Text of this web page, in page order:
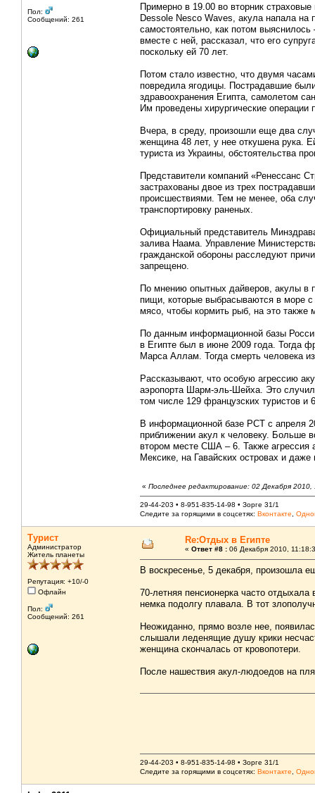
Пол:
Сообщений: 261
Примерно в 19.00 во вторник
Dessole Nesco Waves, акула напала
самостоятельно, как потом
вместе с ней, рассказал, что его
поскольку ей 70 лет.
Потом стало известно, что двумя
повредила ягодицы. Пострадавшие
здравоохранения Египта, самолетом
Им проведены хирургические операции
Вчера, в среду, произошли еще два
женщина 48 лет, у нее откушена рука.
туриста из Украины, обстоятельства
Представители компаний «Ренессанс
застрахованы двое из трех
происшествиями. Тем не менее, оба
транспортировку раненых.
Официальный представитель
залива Наама. Управление
гражданской обороны расследуют
запрещено.
По мнению опытных дайверов, акулы в
пищи, которые выбрасываются в море с
мясо, чтобы кормить рыб, на это также
По данным информационной базы
в Египте был в июне 2009 года. Тогда
Марса Аллам. Тогда смерть человека
Рассказывают, что особую агрессию
аэропорта Шарм-эль-Шейха. Это
том числе 129 французских туристов и
В информационной базе РСТ с апреля
приближении акул к человеку. Больше
втором месте США – 6. Также агрессия
Мексике, на Гавайских островах и
« Последнее редактирование: 02 Декабря
29-44-203 • 8-951-835-14-98 • Зорге 31/1
Следите за горящими в соцсетях: Вконтакте
Турист
Администратор
Житель планеты
Репутация: +10/-0
Офлайн
Пол:
Сообщений: 261
Re:Отдых в Египте
« Ответ #8 : 06 Декабря 2010,
В воскресенье, 5 декабря, произошла
70-летняя пенсионерка часто
немка подолгу плавала. В тот
Неожиданно, прямо возле нее,
слышали леденящие душу крики
женщина скончалась от кровопотери.
После нашествия акул-людоедов на
29-44-203 • 8-951-835-14-98 • Зорге 31/1
Следите за горящими в соцсетях: Вконтакте